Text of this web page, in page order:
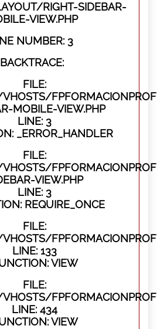
RIGHT-SIDEBAR-
VIEW.PHP
NUMBER: 3
BACKTRACE:
FILE:
MOBILE-VIEW.PHP
LINE: 3
_ERROR_HANDLER
FILE:
VIEW.PHP
LINE: 3
REQUIRE_ONCE
FILE:
LINE: 133
VIEW
FILE:
LINE: 434
VIEW